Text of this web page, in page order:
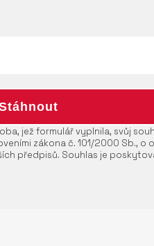
jež formulář vyplnila, svůj
zákona č. 101/2000 Sb., o
předpisů. Souhlas je